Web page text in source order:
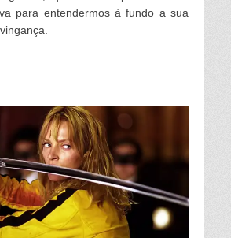
para entendermos à fundo a sua